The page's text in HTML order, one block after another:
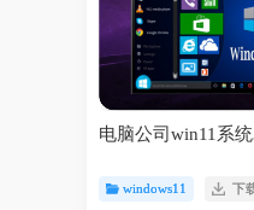
电脑公司win11系
windows11 下